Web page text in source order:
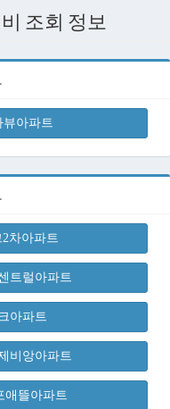
조회 정보
뷰아파트
차아파트
트럴아파트
아파트
비앙아파트
애뜰아파트